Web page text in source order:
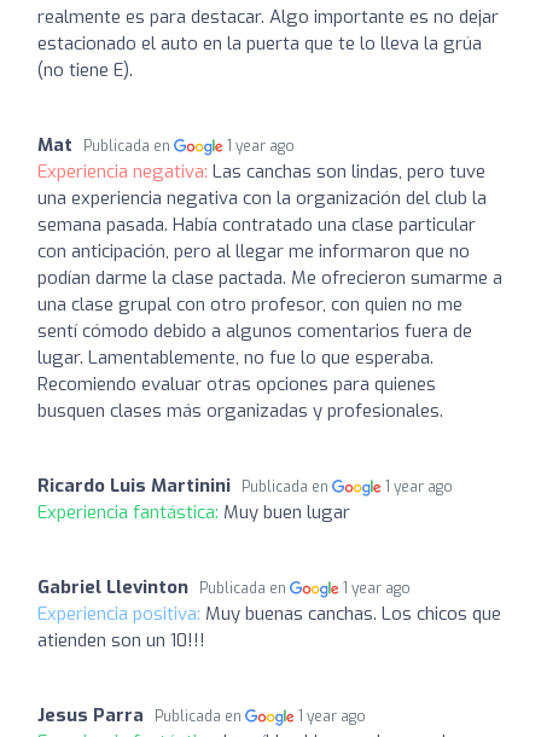
realmente es para destacar. Algo importante es no dejar
estacionado el auto en la puerta que te lo lleva la grúa
(no tiene E).
Mat Publicada en 1 year ago
Experiencia negativa: Las canchas son lindas, pero tuve
una experiencia negativa con la organización del club la
semana pasada. Había contratado una clase particular
con anticipación, pero al llegar me informaron que no
podían darme la clase pactada. Me ofrecieron sumarme a
una clase grupal con otro profesor, con quien no me
sentí cómodo debido a algunos comentarios fuera de
lugar. Lamentablemente, no fue lo que esperaba.
Recomiendo evaluar otras opciones para quienes
busquen clases más organizadas y profesionales.
Ricardo Luis Martinini Publicada en 1 year ago
Experiencia fantástica: Muy buen lugar
Gabriel Llevinton Publicada en 1 year ago
Experiencia positiva: Muy buenas canchas. Los chicos que
atienden son un 10!!!
Jesus Parra Publicada en 1 year ago